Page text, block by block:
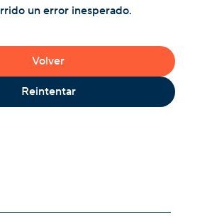
un error inesperado.
Volver
Reintentar